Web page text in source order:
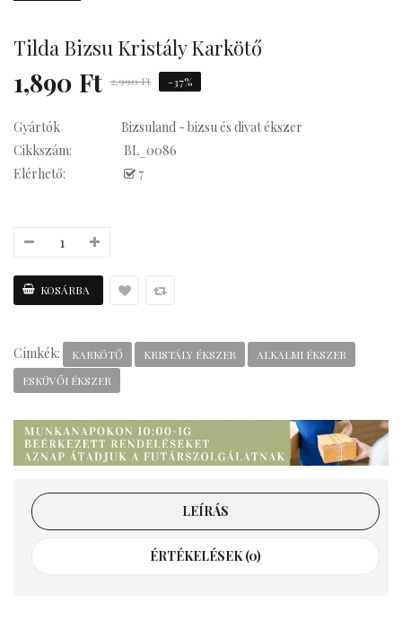
Tilda Bizsu Kristály Karkötő
1,890 Ft 2,990 Ft -37%
Gyártók
Bizsuland - bizsu és divat ékszer
Cikkszám:
BL_0086
Elérhető:
7
Címkék: KARKÖTŐ KRISTÁLY ÉKSZER
ALKALMI ÉKSZER
ESKÜVŐI ÉKSZER
LEÍRÁS
ÉRTÉKELÉSEK (0)